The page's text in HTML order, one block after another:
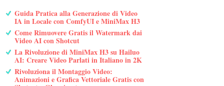
Guida Pratica alla Generazione di Video
IA in Locale con ComfyUI e MiniMax H3
Come Rimuovere Gratis il Watermark dai
Video AI con Shotcut
La Rivoluzione di MiniMax H3 su Hailuo
AI: Creare Video Parlati in Italiano in 2K
Rivoluziona il Montaggio Video:
Animazioni e Grafica Vettoriale Gratis con